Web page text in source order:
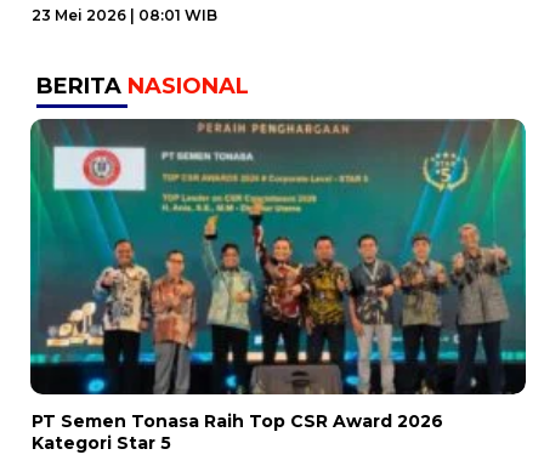
23 Mei 2026 | 08:01 WIB
BERITA NASIONAL
PT Semen Tonasa Raih Top CSR Award 2026
Kategori Star 5